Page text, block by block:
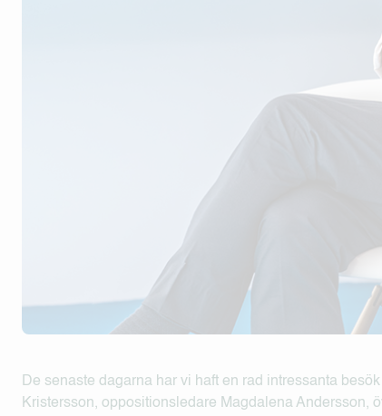
De senaste dagarna har vi haft en rad intressanta
Kristersson, oppositionsledare Magdalena Andersson,